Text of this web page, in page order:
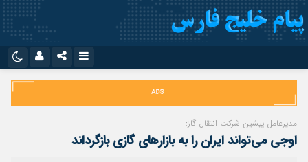
اینستاگرام
تلگرام
سروش
ایتا
آپارات
اپلیکیشن
نام کاربری یا نشانی ایمیل
رمز عبور
مدیرعامل پیشین شرکت انتقال گاز:
اوجی می‌تواند ایران را به بازارهای گازی بازگرداند